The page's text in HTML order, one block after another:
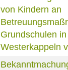
von Kindern an
Grundschulen
Westerkappeln